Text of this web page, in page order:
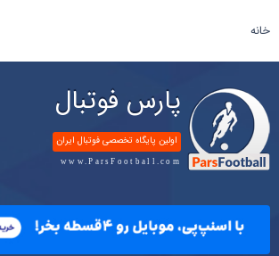
خانه
پارس فوتبال
اولین پایگاه تخصصی فوتبال ایران
www.ParsFootball.com